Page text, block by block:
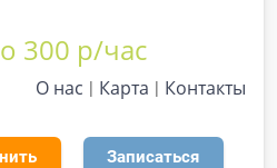
300 р/час
О нас Карта Контакты
Записаться